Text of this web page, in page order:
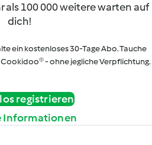
als 100 000 weitere warten auf
dich!
ein kostenloses 30-Tage Abo. Tauche
- ohne jegliche Verpflichtung.
registrieren
Informationen